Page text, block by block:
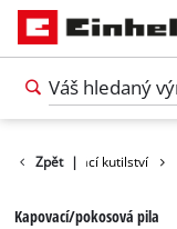
Zpět |
Domácí kutilství
Kapovací/pokosová pila